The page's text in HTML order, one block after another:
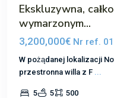
Ekskluzywna,
wymarzonym...
3,200,000€ Nr ref.
W pożądanej lokalizacji
przestronna willa z F ...
5 5 500